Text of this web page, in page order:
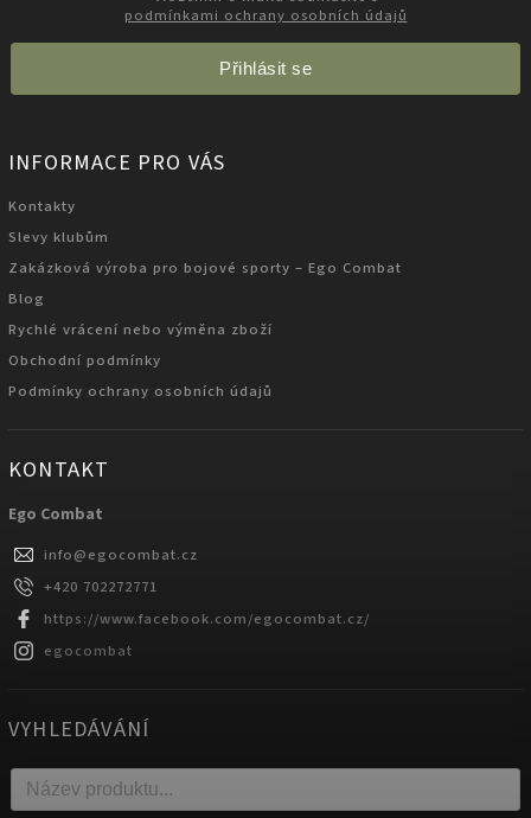
podmínkami ochrany osobních údajů
Přihlásit se
INFORMACE PRO VÁS
Kontakty
Slevy klubům
Zakázková výroba pro bojové sporty – Ego Combat
Blog
Rychlé vrácení nebo výměna zboží
Obchodní podmínky
Podmínky ochrany osobních údajů
KONTAKT
Ego Combat
info@egocombat.cz
+420 702272771
https://www.facebook.com/egocombat.cz/
egocombat
VYHLEDÁVÁNÍ